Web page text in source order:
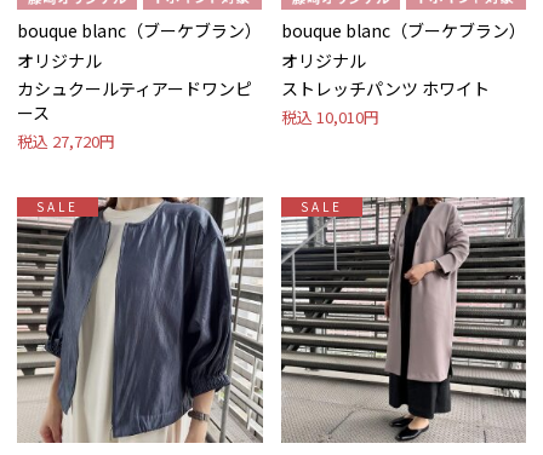
bouque blanc（ブーケブラン）
オリジナル
カシュクールティアードワンピ
ース
税込 27,720円
bouque blanc（ブーケブラン）
オリジナル
ストレッチパンツ ホワイト
税込 10,010円
SALE SALE